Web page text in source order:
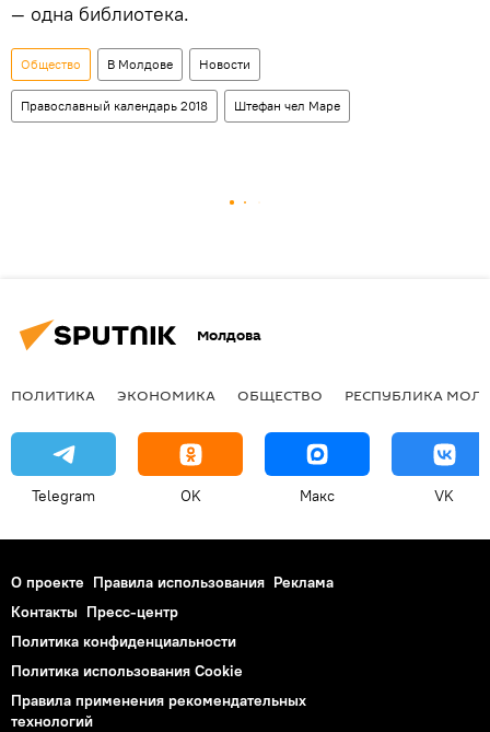
— одна библиотека.
Общество В Молдове Новости
Православный календарь 2018 Штефан чел Маре
Молдова
ПОЛИТИКА ЭКОНОМИКА ОБЩЕСТВО РЕСПУБЛИКА
Telegram OK Макс VK
О проекте Правила использования Реклама
Контакты Пресс-центр
Политика конфиденциальности
Политика использования Cookie
Правила применения рекомендательных
технологий